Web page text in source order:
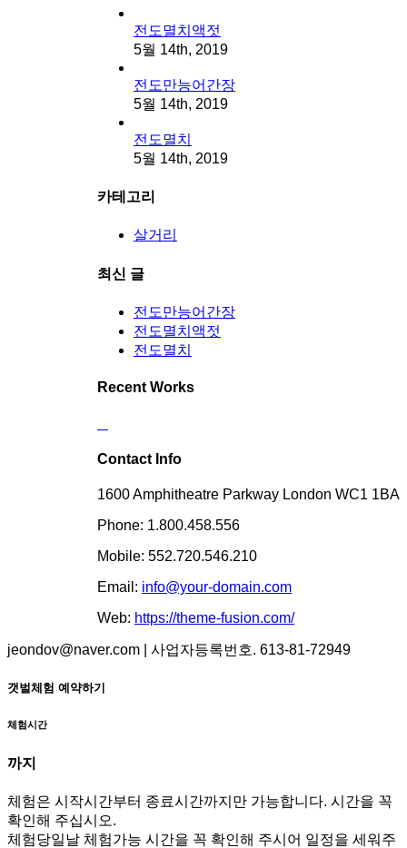
전도멸치액젓
5월 14th, 2019
전도만능어간장
5월 14th, 2019
전도멸치
5월 14th, 2019
카테고리
살거리
최신 글
전도만능어간장
전도멸치액젓
전도멸치
Recent Works
Contact Info
1600 Amphitheatre Parkway London WC1 1BA
Phone: 1.800.458.556
Mobile: 552.720.546.210
Email: info@your-domain.com
Web: https://theme-fusion.com/
jeondov@naver.com | 사업자등록번호. 613-81-72949
갯벌체험 예약하기
체험시간
까지
체험은 시작시간부터 종료시간까지만 가능합니다. 시간을 꼭
확인해 주십시오.
체험당일날 체험가능 시간을 꼭 확인해 주시어 일정을 세워주